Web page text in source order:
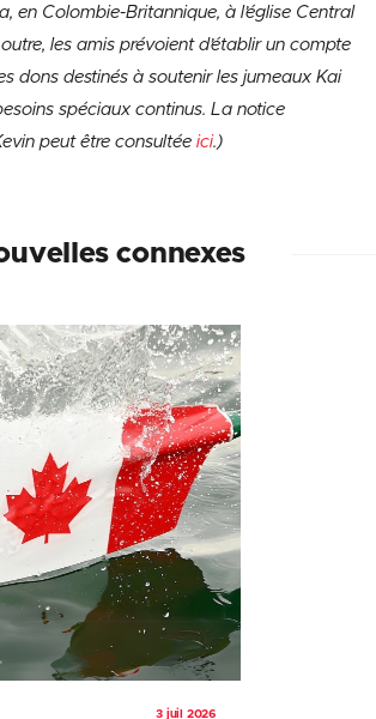
en Colombie-Britannique, à l’église Central
les amis prévoient d’établir un compte
dons destinés à soutenir les jumeaux Kai
spéciaux continus. La notice
peut être consultée ici.)
connexes
3 juil 2026